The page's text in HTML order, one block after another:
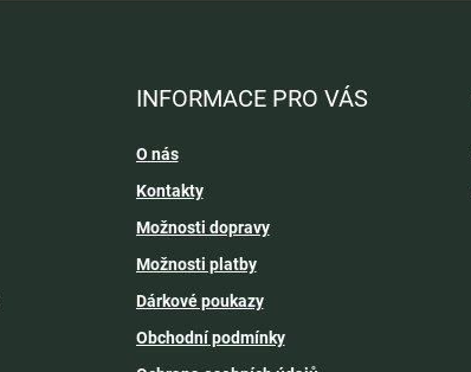
INFORMACE PRO VÁS
O nás
Kontakty
Možnosti dopravy
Možnosti platby
Dárkové poukazy
Obchodní podmínky